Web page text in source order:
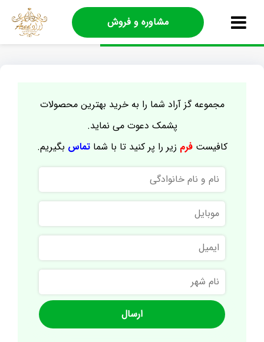
مشاوره و فروش
مجموعه گز آراد شما را به خرید بهترین محصولات
پشمک دعوت می نماید.
کافیستفرم زیر را پر کنید تا با شماتماس بگیریم.
نام
و
نام
خانوادگی
موبایل
ایمیل
نام
شهر